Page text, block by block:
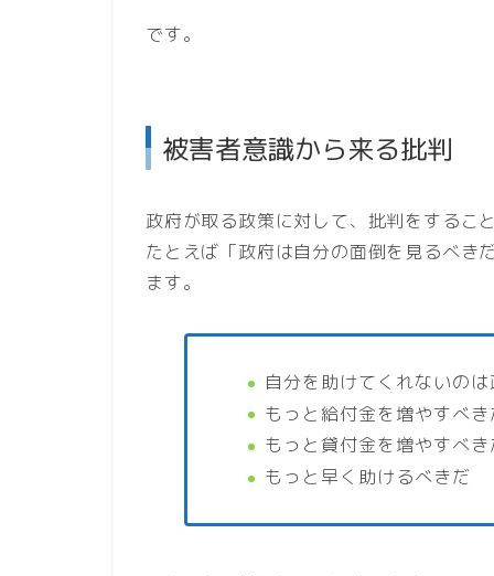
です。
被害者意識から来る批判
政府が取る政策に対して、批判をするこ
たとえば「政府は自分の面倒を見るべき
ます。
自分を助けてくれないの
もっと給付金を増やすべき
もっと貸付金を増やすべき
もっと早く助けるべきだ